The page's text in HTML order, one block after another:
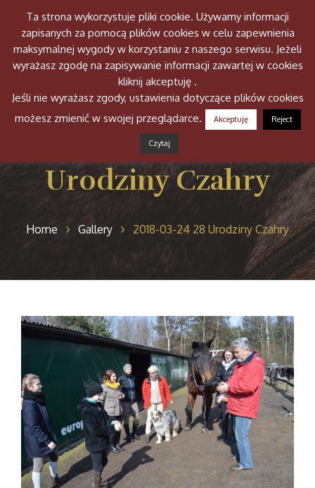
2018-03-24 28
Urodziny Czahry
Home Gallery 2018-03-24 28 Urodziny Czahry
Ta strona wykorzystuje pliki cookie. Używamy informacji
zapisanych za pomocą plików cookies w celu zapewnienia
maksymalnej wygody w korzystaniu z naszego serwisu. Jeżeli
wyrażasz zgodę na zapisywanie informacji zawartej w cookies
kliknij akceptuję .
Jeśli nie wyrażasz zgody, ustawienia dotyczące plików cookies
możesz zmienić w swojej przeglądarce.
Akceptuję Reject
Czytaj